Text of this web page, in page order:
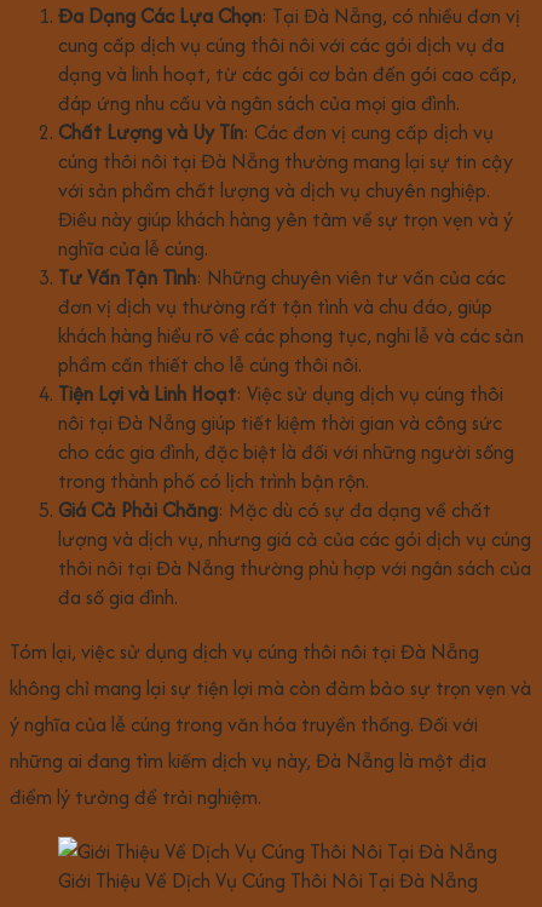
Đa Dạng Các Lựa Chọn: Tại Đà Nẵng, có nhiều đơn vị
cung cấp dịch vụ cúng thôi nôi với các gói dịch vụ đa
dạng và linh hoạt, từ các gói cơ bản đến gói cao cấp,
đáp ứng nhu cầu và ngân sách của mọi gia đình.
Chất Lượng và Uy Tín: Các đơn vị cung cấp dịch vụ
cúng thôi nôi tại Đà Nẵng thường mang lại sự tin cậy
với sản phẩm chất lượng và dịch vụ chuyên nghiệp.
Điều này giúp khách hàng yên tâm về sự trọn vẹn và ý
nghĩa của lễ cúng.
Tư Vấn Tận Tình: Những chuyên viên tư vấn của các
đơn vị dịch vụ thường rất tận tình và chu đáo, giúp
khách hàng hiểu rõ về các phong tục, nghi lễ và các sản
phẩm cần thiết cho lễ cúng thôi nôi.
Tiện Lợi và Linh Hoạt: Việc sử dụng dịch vụ cúng thôi
nôi tại Đà Nẵng giúp tiết kiệm thời gian và công sức
cho các gia đình, đặc biệt là đối với những người sống
trong thành phố có lịch trình bận rộn.
Giá Cả Phải Chăng: Mặc dù có sự đa dạng về chất
lượng và dịch vụ, nhưng giá cả của các gói dịch vụ cúng
thôi nôi tại Đà Nẵng thường phù hợp với ngân sách của
đa số gia đình.
Tóm lại, việc sử dụng dịch vụ cúng thôi nôi tại Đà Nẵng
không chỉ mang lại sự tiện lợi mà còn đảm bảo sự trọn vẹn và
ý nghĩa của lễ cúng trong văn hóa truyền thống. Đối với
những ai đang tìm kiếm dịch vụ này, Đà Nẵng là một địa
điểm lý tưởng để trải nghiệm.
Giới Thiệu Về Dịch Vụ Cúng Thôi Nôi Tại Đà Nẵng